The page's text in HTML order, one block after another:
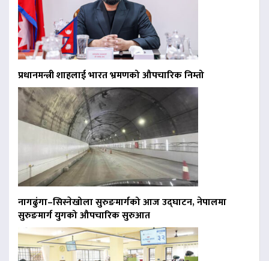
प्रधानमन्त्री शाहलाई भारत भ्रमणको औपचारिक निम्तो
नागढुंगा–सिस्नेखोला सुरुङमार्गको आज उद्घाटन, नेपालमा
सुरुङमार्ग युगको औपचारिक सुरुआत